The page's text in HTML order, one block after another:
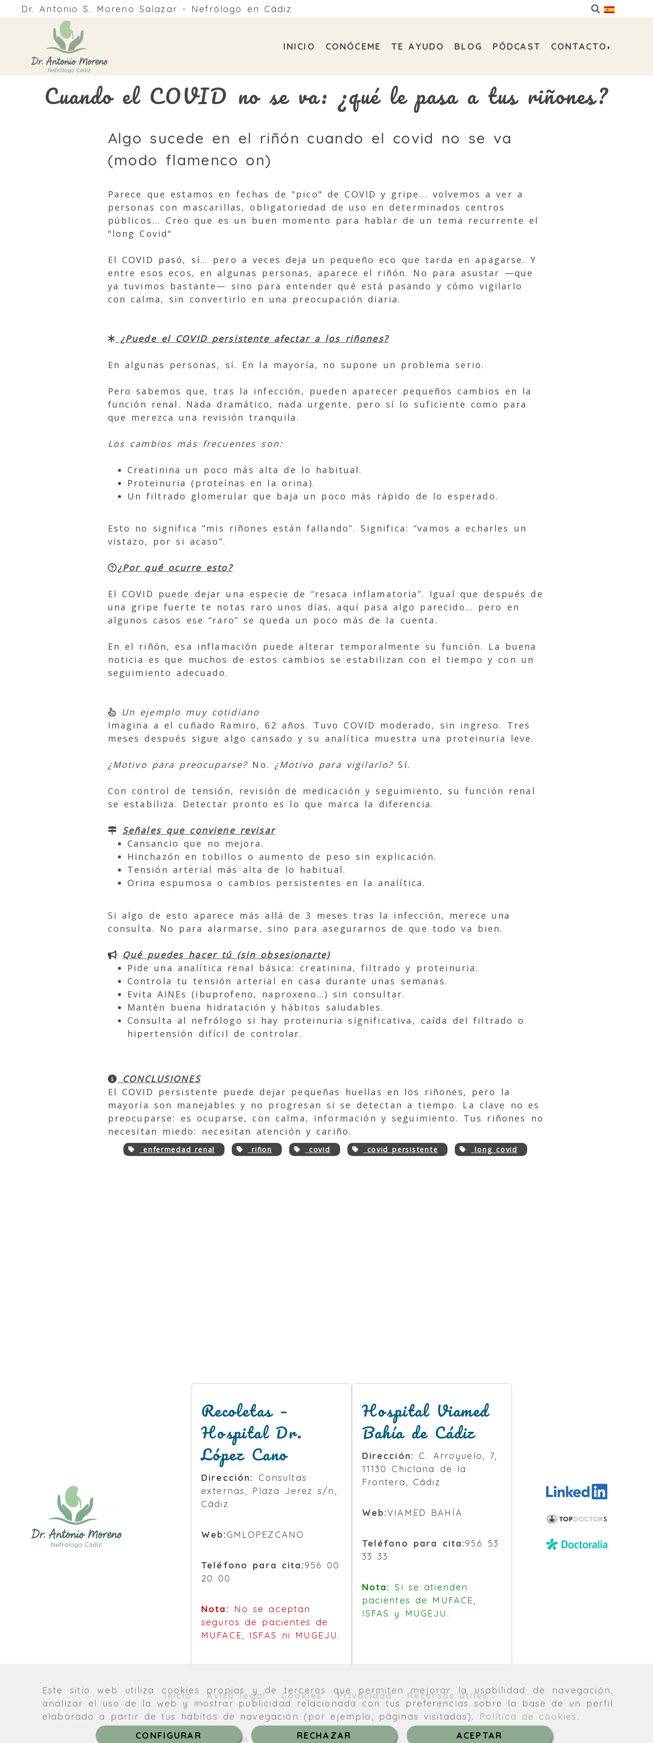
Este sitio web utiliza cookies propias y de terceros que permiten mejorar la usabilidad de navegación,
analizar el uso de la web y mostrar publicidad relacionada con tus preferencias sobre la base de un perfil
elaborado a partir de tus hábitos de navegación (por ejemplo, páginas visitadas).
Política de cookies .
CONFIGURAR
RECHAZAR ACEPTAR
Dr. Antonio S. Moreno Salazar - Nefrólogo en Cádiz
INICIO CONÓCEME TE AYUDO BLOG PÓDCAST CONTACTO
Cuando el COVID no se va: ¿qué le pasa a tus riñones?
Algo sucede en el riñón cuando el covid no se va
(modo flamenco on)
Parece que estamos en fechas de "pico" de COVID y gripe... volvemos a ver a
personas con mascarillas, obligatoriedad de uso en determinados centros
públicos... Creo que es un buen momento para hablar de un tema recurrente el
"long Covid"
El COVID pasó, sí… pero a veces deja un pequeño eco que tarda en apagarse. Y
entre esos ecos, en algunas personas, aparece el riñón. No para asustar —que
ya tuvimos bastante— sino para entender qué está pasando y cómo vigilarlo
con calma, sin convertirlo en una preocupación diaria.
¿Puede el COVID persistente afectar a los riñones?
En algunas personas, sí. En la mayoría, no supone un problema serio.
Pero sabemos que, tras la infección, pueden aparecer pequeños cambios en la
función renal. Nada dramático, nada urgente, pero sí lo suficiente como para
que merezca una revisión tranquila.
Los cambios más frecuentes son:
Creatinina un poco más alta de lo habitual.
Proteinuria (proteínas en la orina).
Un filtrado glomerular que baja un poco más rápido de lo esperado.
Esto no significa “mis riñones están fallando”. Significa: “vamos a echarles un
vistazo, por si acaso”.
¿Por qué ocurre esto?
El COVID puede dejar una especie de “resaca inflamatoria”. Igual que después de
una gripe fuerte te notas raro unos días, aquí pasa algo parecido… pero en
algunos casos ese “raro” se queda un poco más de la cuenta.
En el riñón, esa inflamación puede alterar temporalmente su función. La buena
noticia es que muchos de estos cambios se estabilizan con el tiempo y con un
seguimiento adecuado.
Un ejemplo muy cotidiano
Imagina a el cuñado Ramiro, 62 años. Tuvo COVID moderado, sin ingreso. Tres
meses después sigue algo cansado y su analítica muestra una proteinuria leve.
¿Motivo para preocuparse? No. ¿Motivo para vigilarlo? Sí.
Con control de tensión, revisión de medicación y seguimiento, su función renal
se estabiliza. Detectar pronto es lo que marca la diferencia.
Señales que conviene revisar
Cansancio que no mejora.
Hinchazón en tobillos o aumento de peso sin explicación.
Tensión arterial más alta de lo habitual.
Orina espumosa o cambios persistentes en la analítica.
Si algo de esto aparece más allá de 3 meses tras la infección, merece una
consulta. No para alarmarse, sino para asegurarnos de que todo va bien.
Qué puedes hacer tú (sin obsesionarte)
Pide una analítica renal básica: creatinina, filtrado y proteinuria.
Controla tu tensión arterial en casa durante unas semanas.
Evita AINEs (ibuprofeno, naproxeno…) sin consultar.
Mantén buena hidratación y hábitos saludables.
Consulta al nefrólogo si hay proteinuria significativa, caída del filtrado o
hipertensión difícil de controlar.
CONCLUSIONES
El COVID persistente puede dejar pequeñas huellas en los riñones, pero la
mayoría son manejables y no progresan si se detectan a tiempo. La clave no es
preocuparse: es ocuparse, con calma, información y seguimiento. Tus riñones no
necesitan miedo: necesitan atención y cariño.
enfermedad renal riñon covid covid persistente long covid
Recoletas –
Hospital Dr.
López Cano
Dirección:
Consultas
externas, Plaza Jerez s/n,
Cádiz
Web: GMLOPEZCANO
Teléfono para cita:956 00
20 00
Nota:
No se aceptan
seguros de pacientes de
MUFACE, ISFAS ni MUGEJU.
Hospital Viamed
Bahía de Cádiz
Dirección:
C. Arroyuelo, 7,
11130 Chiclana de la
Frontera, Cádiz
Web:VIAMED BAHÍA
Teléfono para cita:956 53
33 33
Nota: Sí se atienden
pacientes de MUFACE,
ISFAS y MUGEJU.
Inicio Aviso legal Cookies Privacidad Recursos útiles